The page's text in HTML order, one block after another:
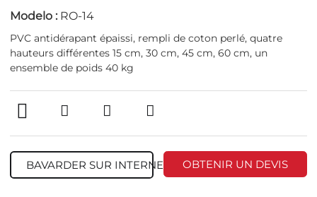
Modelo : RO-14
PVC antidérapant épaissi, rempli de coton perlé, quatre
hauteurs différentes 15 cm, 30 cm, 45 cm, 60 cm, un
ensemble de poids 40 kg
BAVARDER SUR INTERNET OBTENIR UN DEVIS